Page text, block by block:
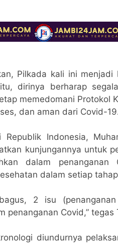
Pilkada kali ini
dirinya berharap
memedomani Protokol
dan aman dari Covid-
Republik Indonesia,
kunjungannya untuk
dalam
dalam setiap
2 isu
penanganan Covid,” tegas
diundurnya